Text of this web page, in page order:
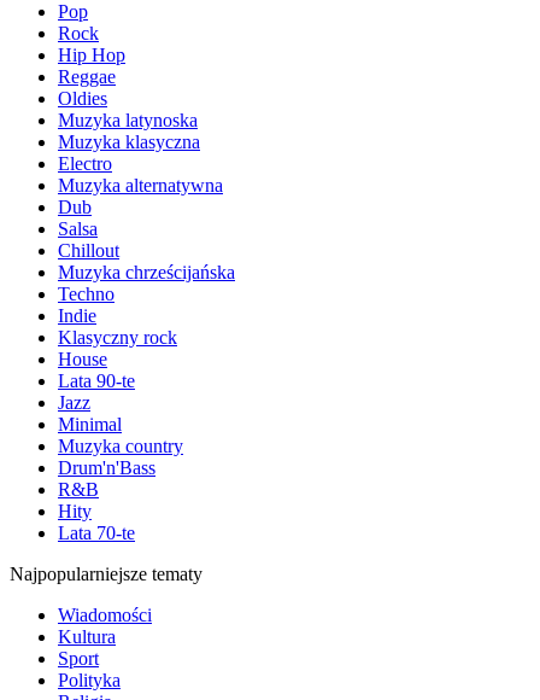
Pop
Rock
Hip Hop
Reggae
Oldies
Muzyka latynoska
Muzyka klasyczna
Electro
Muzyka alternatywna
Dub
Salsa
Chillout
Muzyka chrześcijańska
Techno
Indie
Klasyczny rock
House
Lata 90-te
Jazz
Minimal
Muzyka country
Drum'n'Bass
R&B
Hity
Lata 70-te
Najpopularniejsze tematy
Wiadomości
Kultura
Sport
Polityka